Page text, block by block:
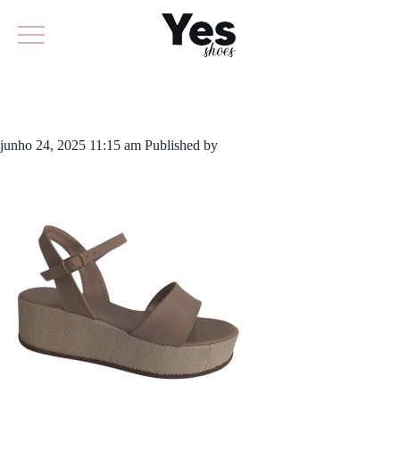
junho 24, 2025 11:15 am Published by